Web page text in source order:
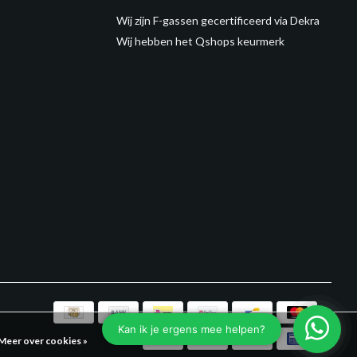
Wij zijn F-gassen gecertificeerd via Dekra
Wij hebben het Qshops keurmerk
over cookies »